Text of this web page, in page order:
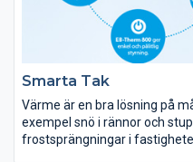
Smarta Tak
Värme är en bra lösning på
exempel snö i rännor och
frostsprängningar i